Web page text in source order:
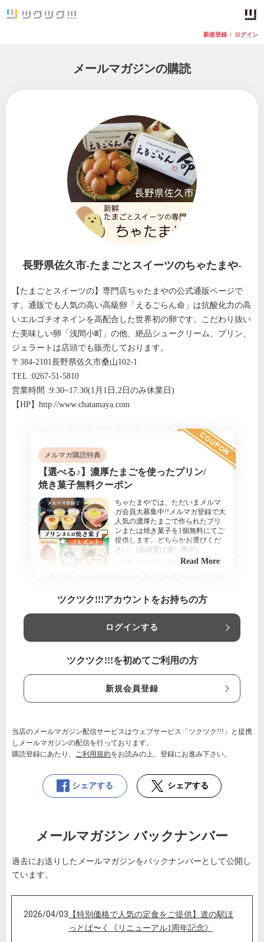
新規登録 / ログイン
メールマガジンの購読
長野県佐久市-たまごとスイーツのちゃたまや-
【たまごとスイーツの】専門店ちゃたまやの公式通販ページで
す。通販でも人気の高い高級卵「えるごらん命」は抗酸化力の高
いエルゴチオネインを高配合した世界初の卵です。こだわり抜い
た美味しい卵「浅間小町」の他、絶品シュークリーム、プリン、
ジェラートは店頭でも販売しております。
〒384-2101長野県佐久市桑山102-1
TEL :0267-51-5810
営業時間 :9:30~17:30(1月1日,2日のみ休業日)
【HP】 http://www.chatamaya.com
【選べる♪】濃厚たまごを使ったプリン/
焼き菓子無料クーポン
メルマガ購読特典
ちゃたまやでは、ただいまメルマ
ガ会員大募集中!!メルマガ登録で大
人気の濃厚たまごで作られたプリ
ンまたは焼き菓子を1個無料にてご
提供します。どちらかお選びくだ
さい。(店頭受け渡し限定)
2023年11月1日(水)~ 無期限
のちゃたまや-
Read More
COUPON
ツクツク!!!アカウントをお持ちの方
ログインする
ツクツク!!!を初めてご利用の方
新規会員登録
当店のメールマガジン配信サービスはウェブサービス「ツクツク!!!」と提携
しメールマガジンの配信を行っております。
購読登録にあたり、 ご利用規約をお読みの上、登録にお進み下さい。
シェアする シェアする
メールマガジン バックナンバー
過去にお送りしたメールマガジンをバックナンバーとして公開し
ています。
2026/04/03 【特別価格で人気の定食をご提供】道の駅ほ
っとぱ〜く《リニューアル1周年記念》